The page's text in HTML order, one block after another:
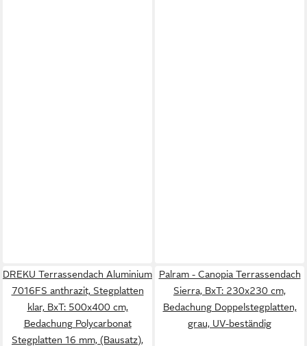
DREKU Terrassendach Aluminium
7016FS anthrazit, Stegplatten
klar, BxT: 500x400 cm,
Bedachung Polycarbonat
Stegplatten 16 mm, (Bausatz),
Palram - Canopia Terrassendach
Sierra, BxT: 230x230 cm,
Bedachung Doppelstegplatten,
grau, UV-beständig